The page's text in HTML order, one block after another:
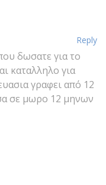
Reply
δωσατε για το
καταλληλο για
γραφει από 12
σε μωρο 12 μηνων